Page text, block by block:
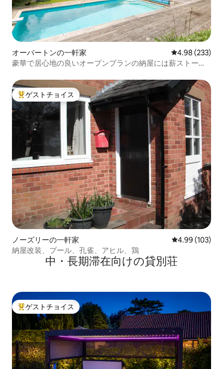
オーバートンの一軒家 レビュー233
4.98 (233)
豪華で居心地の良いオープンプランの納屋には薪ストーブ
大好評のゲストチョイスです。
ゲストチョイス
ノーズリーの一軒家 レビュー103
4.99 (103)
納屋改装、プール、孔雀、アヒル、鶏
中・長期滞在向けの貸別荘
大好評のゲストチョイスです。
ゲストチョイス